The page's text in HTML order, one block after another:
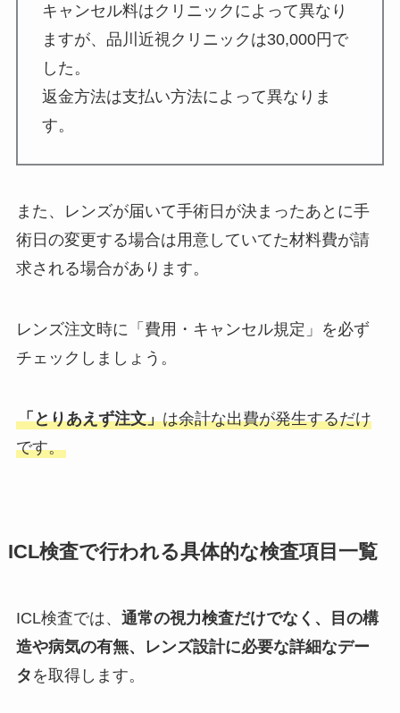
キャンセル料はクリニックによって異なり
ますが、品川近視クリニックは30,000円で
した。
返金方法は支払い方法によって異なりま
す。
また、レンズが届いて手術日が決まったあとに手
術日の変更する場合は用意していてた材料費が請
求される場合があります。
レンズ注文時に「費用・キャンセル規定」を必ず
チェックしましょう。
「とりあえず注文」は余計な出費が発生するだけ
です。
ICL検査で行われる具体的な検査項目一覧
ICL検査では、 通常の視力検査だけでなく、目の構
造や病気の有無、レンズ設計に必要な詳細なデー
タ を取得します。